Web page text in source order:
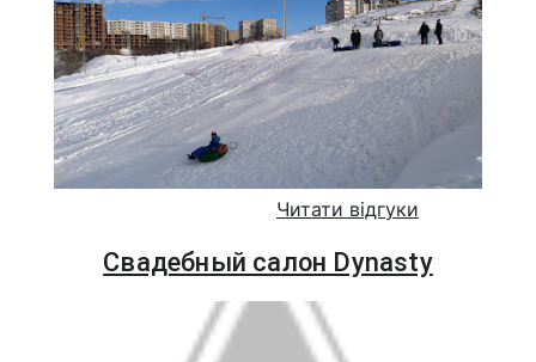
Читати відгуки
Свадебный салон Dynasty